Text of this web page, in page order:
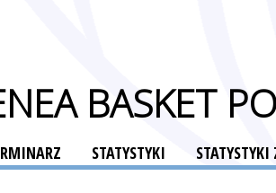
BASKET
STATYSTYKI